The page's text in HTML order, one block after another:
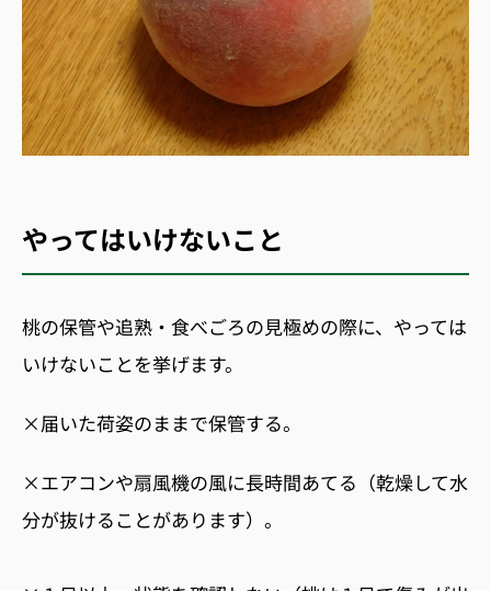
やってはいけないこと
桃の保管や追熟・食べごろの見極めの際に、やっては
いけないことを挙げます。
×届いた荷姿のままで保管する。
×エアコンや扇風機の風に長時間あてる（乾燥して水
分が抜けることがあります）。